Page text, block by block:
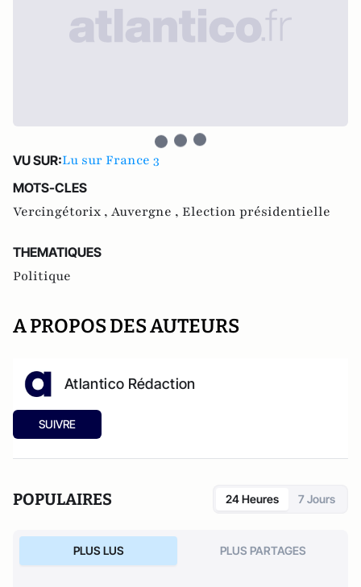
VU SUR:Lu sur France 3
MOTS-CLES
Vercingétorix , Auvergne , Election présidentielle
THEMATIQUES
Politique
A PROPOS DES AUTEURS
Atlantico Rédaction
SUIVRE
POPULAIRES 24 Heures 7 Jours
PLUS LUS PLUS PARTAGES